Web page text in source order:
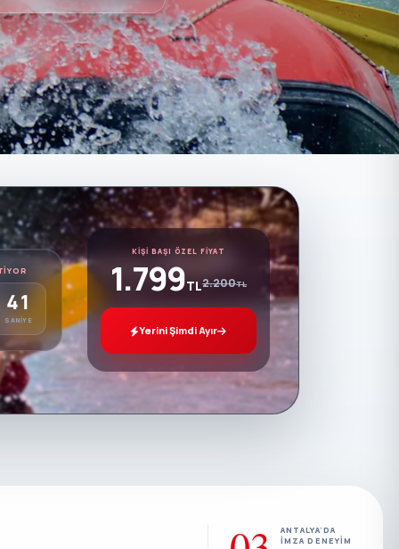
39
SANIYE
KIŞI BAŞI ÖZEL FIYAT
1.799TL2.200TL
Yerini Şimdi Ayır
ANTALYA'DA
IMZA DENEYIM